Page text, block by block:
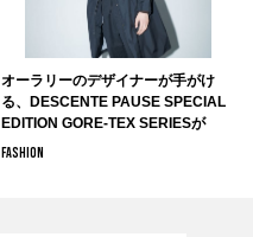
オーラリーのデザイナーが手がけ
る、DESCENTE PAUSE SPECIAL
EDITION GORE-TEX SERIESが
DESCENTE BLANCで9月13日より
FASHION